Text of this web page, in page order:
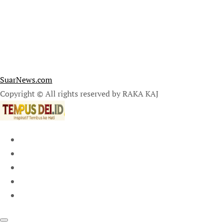
SuarNews.com
Copyright © All rights reserved by RAKA KAJ